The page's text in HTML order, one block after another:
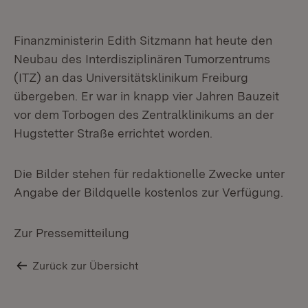
Finanzministerin Edith Sitzmann hat heute den
Neubau des Interdisziplinären Tumorzentrums
(ITZ) an das Universitätsklinikum Freiburg
übergeben. Er war in knapp vier Jahren Bauzeit
vor dem Torbogen des Zentralklinikums an der
Hugstetter Straße errichtet worden.
Die Bilder stehen für redaktionelle Zwecke unter
Angabe der Bildquelle kostenlos zur Verfügung.
Zur Pressemitteilung
Zurück zur Übersicht